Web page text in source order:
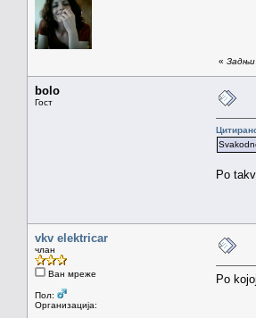
« Задњи
bolo
Гост
Po
vkv elektricar
члан
Ван мреже
Пол:
Организација:
Po